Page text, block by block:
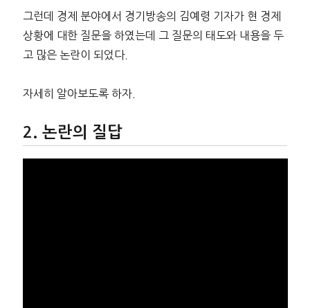
그런데 경제 분야에서 경기방송의 김예령 기자가 현 경제
상황에 대한 질문을 하였는데 그 질문의 태도와 내용을 두
고 많은 논란이 되었다.
자세히 알아보도록 하자.
논란의 질답